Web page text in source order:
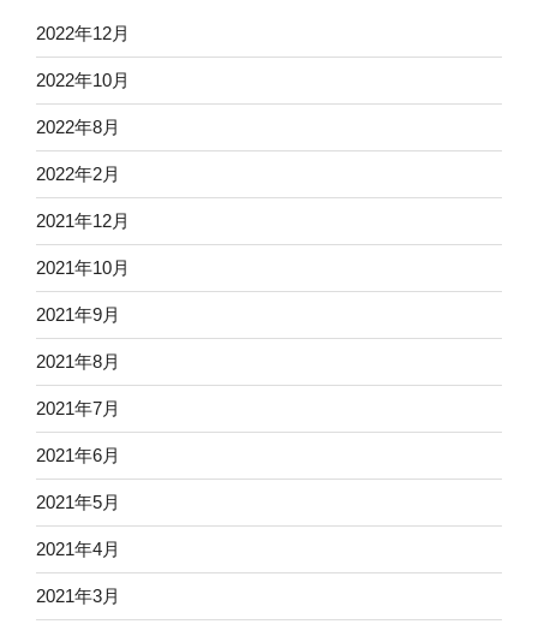
2022年12月
2022年10月
2022年8月
2022年2月
2021年12月
2021年10月
2021年9月
2021年8月
2021年7月
2021年6月
2021年5月
2021年4月
2021年3月